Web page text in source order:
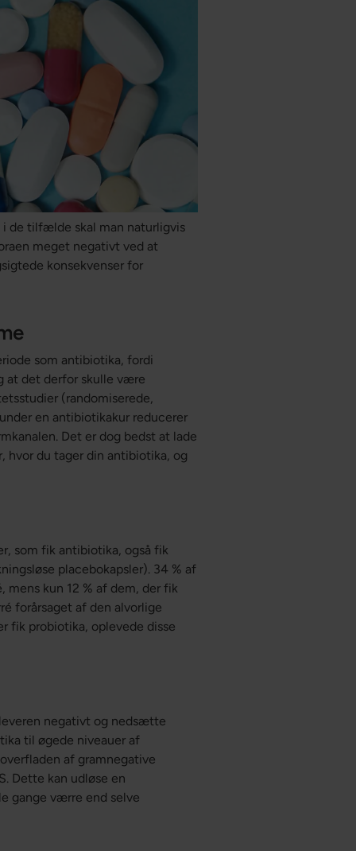
de tilfælde skal man naturligvis
meget negativt ved at
konsekvenser for
som antibiotika, fordi
at det derfor skulle være
(randomiserede,
en antibiotikakur reducerer
Det er dog bedst at lade
hvor du tager din antibiotika, og
som fik antibiotika, også fik
placebokapsler). 34 % af
kun 12 % af dem, der fik
forårsaget af den alvorlige
fik probiotika, oplevede disse
negativt og nedsætte
til øgede niveauer af
af gramnegative
Dette kan udløse en
gange værre end selve